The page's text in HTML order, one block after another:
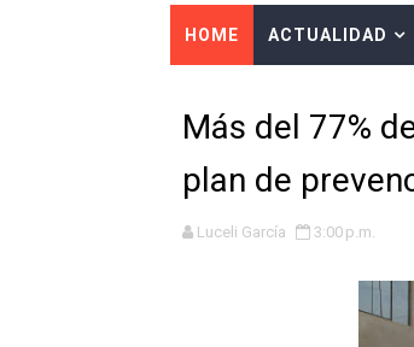
HIDRANDINA
HASTA EL 2
La UDEP
Caja
Tres de
HOME ACTUALIDAD
Más del 77%
plan de
Luceli García 3:00 p.m.